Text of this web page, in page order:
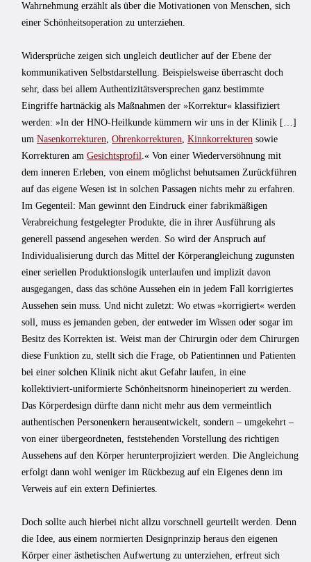
Wahrnehmung erzählt als über die Motivationen von Menschen, sich
einer Schönheitsoperation zu unterziehen.
Widersprüche zeigen sich ungleich deutlicher auf der Ebene der
kommunikativen Selbstdarstellung. Beispielsweise überrascht doch
sehr, dass bei allem Authentizitätsversprechen ganz bestimmte
Eingriffe hartnäckig als Maßnahmen der »Korrektur« klassifiziert
werden: »In der HNO-Heilkunde kümmern wir uns in der Klinik […]
um Nasenkorrekturen, Ohrenkorrekturen, Kinnkorrekturen sowie
Korrekturen am Gesichtsprofil.« Von einer Wiederversöhnung mit
dem inneren Erleben, von einem möglichst behutsamen Zurückführen
auf das eigene Wesen ist in solchen Passagen nichts mehr zu erfahren.
Im Gegenteil: Man gewinnt den Eindruck einer fabrikmäßigen
Verabreichung festgelegter Produkte, die in ihrer Ausführung als
generell passend angesehen werden. So wird der Anspruch auf
Individualisierung durch das Mittel der Körperangleichung zugunsten
einer seriellen Produktionslogik unterlaufen und implizit davon
ausgegangen, dass das schöne Aussehen ein in jedem Fall korrigiertes
Aussehen sein muss. Und nicht zuletzt: Wo etwas »korrigiert« werden
soll, muss es jemanden geben, der entweder im Wissen oder sogar im
Besitz des Korrekten ist. Weist man der Chirurgin oder dem Chirurgen
diese Funktion zu, stellt sich die Frage, ob Patientinnen und Patienten
bei einer solchen Klinik nicht akut Gefahr laufen, in eine
kollektiviert-uniformierte Schönheitsnorm hineinoperiert zu werden.
Das Körperdesign dürfte dann nicht mehr aus dem vermeintlich
authentischen Personenkern herausentwickelt, sondern – umgekehrt –
von einer übergeordneten, feststehenden Vorstellung des richtigen
Aussehens auf den Körper herunterprojiziert werden. Die Angleichung
erfolgt dann wohl weniger im Rückbezug auf ein Eigenes denn im
Verweis auf ein extern Definiertes.
Doch sollte auch hierbei nicht allzu vorschnell geurteilt werden. Denn
die Idee, aus einem normierten Designprinzip heraus den eigenen
Körper einer ästhetischen Aufwertung zu unterziehen, erfreut sich